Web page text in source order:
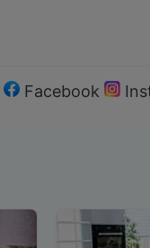
Facebook